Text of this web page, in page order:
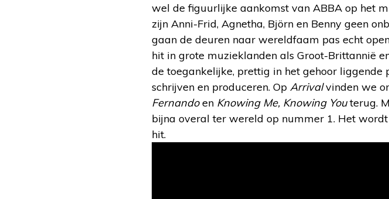
wel de figuurlijke aankomst van ABBA op het
zijn Anni-Frid, Agnetha, Björn en Benny geen
gaan de deuren naar wereldfaam pas echt
hit in grote muzieklanden als Groot-Brittannië
de toegankelijke, prettig in het gehoor
schrijven en produceren. Op Arrivalvinden we
Fernandoen Knowing Me, Knowing Youterug.
bijna overal ter wereld op nummer 1. Het
hit.